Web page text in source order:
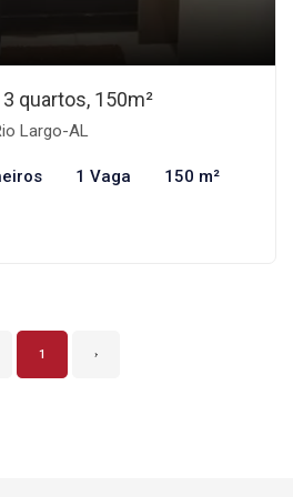
quartos, 150m²
Largo-AL
1 Vaga 150 m²
1 ›